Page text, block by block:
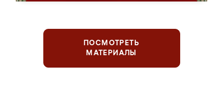
ПОСМОТРЕТЬ
МАТЕРИАЛЫ